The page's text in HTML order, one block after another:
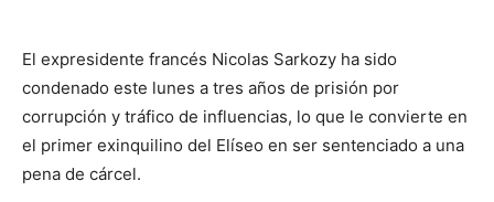
El expresidente francés Nicolas Sarkozy ha sido
condenado este lunes a tres años de prisión por
corrupción y tráfico de influencias, lo que le convierte en
el primer exinquilino del Elíseo en ser sentenciado a una
pena de cárcel.